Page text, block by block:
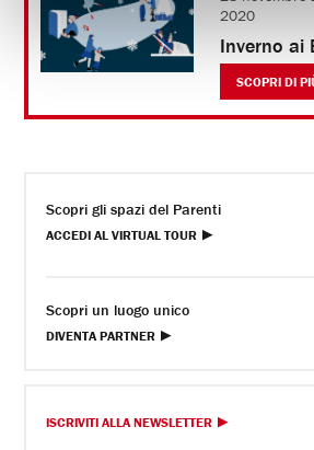
2020
Inverno ai
SCOPRI DI
Scopri gli spazi del Parenti
ACCEDI AL VIRTUAL TOUR
Scopri un luogo unico
DIVENTA PARTNER
ISCRIVITI ALLA NEWSLETTER